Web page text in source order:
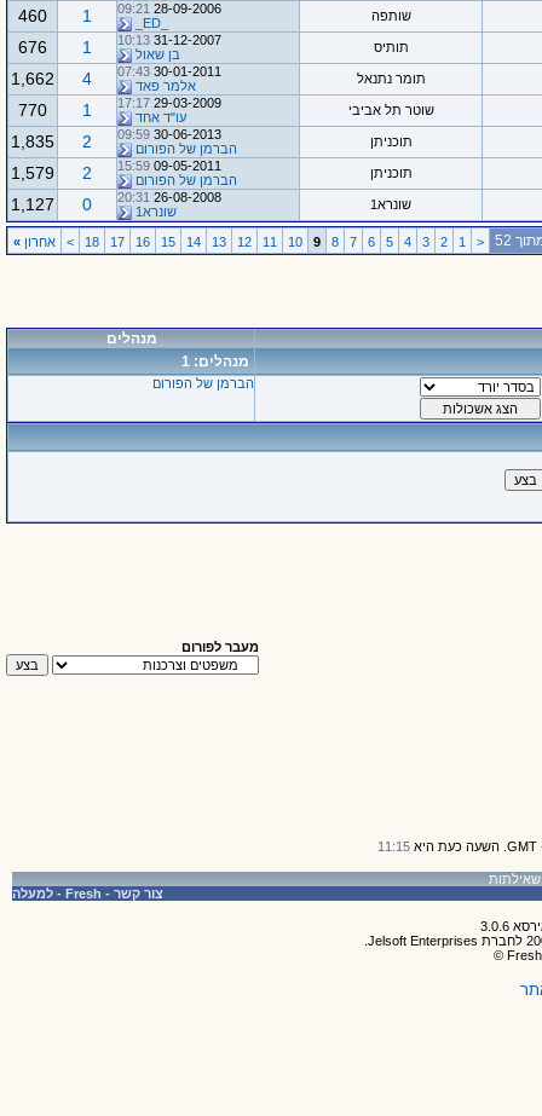
שותפה 28-09-2006
09:21
1
460
תותיס 31-12-2007
10:13
בן שאול
1
676
תומר נתנאל 30-01-2011
07:43
אלמר פאד
4
1,662
שוטר תל אביבי 29-03-2009
17:17
עו"ד אחד
1
770
תוכניתן 30-06-2013
09:59
הברמן של הפורום
2
1,835
תוכניתן 09-05-2011
15:59
הברמן של הפורום
2
1,579
שונרא1 26-08-2008
20:31
שונרא1
0
1,127
<
1
2
3
4
5
6
7
8
9
10
11
12
13
14
15
16
17
18
> אחרון »
מנהלים
מנהלים: 1
הברמן של הפורום
מעבר לפורום
11:15
צור קשר -
Fresh
- למעלה